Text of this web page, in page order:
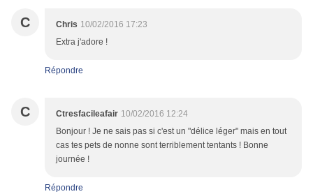
C Chris 10/02/2016 17:23
Extra j'adore !
Répondre
C Ctresfacileafair 10/02/2016 12:24
Bonjour ! Je ne sais pas si c'est un "délice léger" mais en tout
cas tes pets de nonne sont terriblement tentants ! Bonne
journée !
Répondre